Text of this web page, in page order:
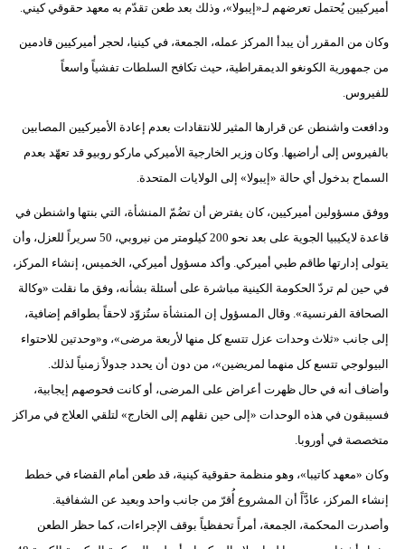
أميركيين يُحتمل تعرضهم لـ«إيبولا»، وذلك بعد طعن تقدّم به معهد حقوقي كيني.
وكان من المقرر أن يبدأ المركز عمله، الجمعة، في كينيا، لحجر أميركيين قادمين
من جمهورية الكونغو الديمقراطية، حيث تكافح السلطات تفشياً واسعاً
للفيروس.
ودافعت واشنطن عن قرارها المثير للانتقادات بعدم إعادة الأميركيين المصابين
بالفيروس إلى أراضيها. وكان وزير الخارجية الأميركي ماركو روبيو قد تعهّد بعدم
السماح بدخول أي حالة «إيبولا» إلى الولايات المتحدة.
ووفق مسؤولين أميركيين، كان يفترض أن تضُمّ المنشأة، التي بنتها واشنطن في
قاعدة لايكيبيا الجوية على بعد نحو 200 كيلومتر من نيروبي، 50 سريراً للعزل، وأن
يتولى إدارتها طاقم طبي أميركي. وأكد مسؤول أميركي، الخميس، إنشاء المركز،
في حين لم تردّ الحكومة الكينية مباشرة على أسئلة بشأنه، وفق ما نقلت «وكالة
الصحافة الفرنسية». وقال المسؤول إن المنشأة ستُزوّد لاحقاً بطواقم إضافية،
إلى جانب «ثلاث وحدات عزل تتسع كل منها لأربعة مرضى»، و«وحدتين للاحتواء
البيولوجي تتسع كل منهما لمريضين»، من دون أن يحدد جدولاً زمنياً لذلك.
وأضاف أنه في حال ظهرت أعراض على المرضى، أو كانت فحوصهم إيجابية،
فسيبقون في هذه الوحدات «إلى حين نقلهم إلى الخارج» لتلقي العلاج في مراكز
متخصصة في أوروبا.
وكان «معهد كاتيبا»، وهو منظمة حقوقية كينية، قد طعن أمام القضاء في خطط
إنشاء المركز، عادَّاً أن المشروع أُقرّ من جانب واحد وبعيد عن الشفافية.
وأصدرت المحكمة، الجمعة، أمراً تحفظياً بوقف الإجراءات، كما حظر الطعن